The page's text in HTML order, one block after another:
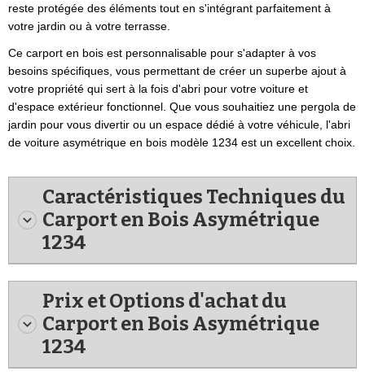
reste protégée des éléments tout en s'intégrant parfaitement à
votre jardin ou à votre terrasse.
Ce carport en bois est personnalisable pour s'adapter à vos
besoins spécifiques, vous permettant de créer un superbe ajout à
votre propriété qui sert à la fois d'abri pour votre voiture et
d'espace extérieur fonctionnel. Que vous souhaitiez une pergola de
jardin pour vous divertir ou un espace dédié à votre véhicule, l'abri
de voiture asymétrique en bois modèle 1234 est un excellent choix.
Caractéristiques Techniques du
Carport en Bois Asymétrique
1234
Prix et Options d'achat du
Carport en Bois Asymétrique
1234